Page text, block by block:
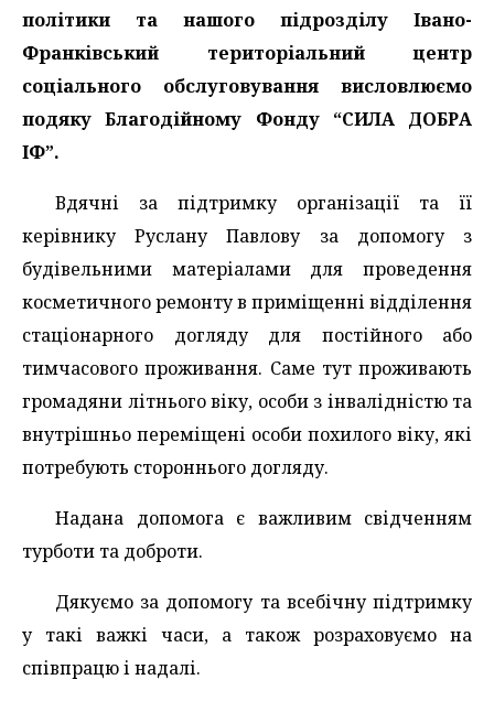
політики та нашого підрозділу Івано-
Франківський територіальний центр
соціального обслуговування висловлюємо
подяку Благодійному Фонду “СИЛА ДОБРА
ІФ”.
Вдячні за підтримку організації та її
керівнику Руслану Павлову за допомогу з
будівельними матеріалами для проведення
косметичного ремонту в приміщенні відділення
стаціонарного догляду для постійного або
тимчасового проживання. Саме тут проживають
громадяни літнього віку, особи з інвалідністю та
внутрішньо переміщені особи похилого віку, які
потребують стороннього догляду.
Надана допомога є важливим свідченням
турботи та доброти.
Дякуємо за допомогу та всебічну підтримку
у такі важкі часи, а також розраховуємо на
співпрацю і надалі.